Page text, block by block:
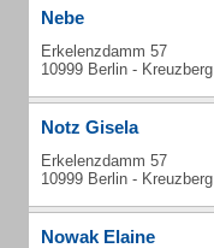
Nebe
Erkelenzdamm 57
10999 Berlin - Kreuzberg
Notz Gisela
Erkelenzdamm 57
10999 Berlin - Kreuzberg
Nowak Elaine